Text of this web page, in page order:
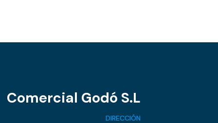
Comercial Godó S.L
DIRECCIÓN